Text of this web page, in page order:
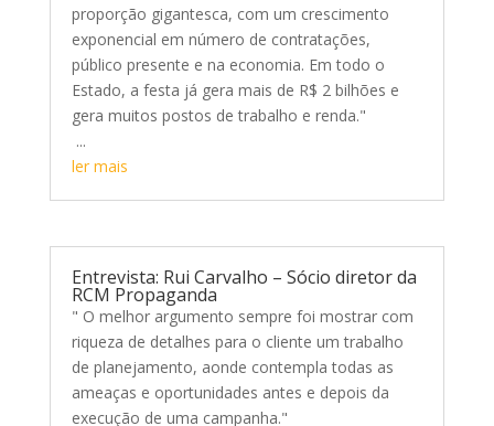
proporção gigantesca, com um crescimento
exponencial em número de contratações,
público presente e na economia. Em todo o
Estado, a festa já gera mais de R$ 2 bilhões e
gera muitos postos de trabalho e renda."
...
ler mais
Entrevista: Rui Carvalho – Sócio diretor da
RCM Propaganda
" O melhor argumento sempre foi mostrar com
riqueza de detalhes para o cliente um trabalho
de planejamento, aonde contempla todas as
ameaças e oportunidades antes e depois da
execução de uma campanha."